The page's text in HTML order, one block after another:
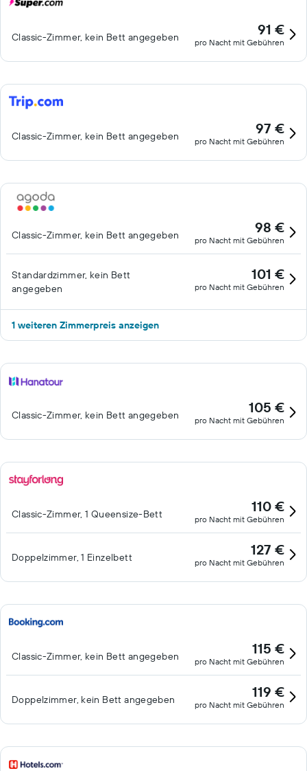
Classic-Zimmer, kein Bett angegeben 91 €
pro Nacht mit Gebühren
Classic-Zimmer, kein Bett angegeben 97 €
pro Nacht mit Gebühren
Classic-Zimmer, kein Bett angegeben 98 €
pro Nacht mit Gebühren
Standardzimmer, kein Bett
angegeben
101 €
pro Nacht mit Gebühren
1 weiteren Zimmerpreis anzeigen
Classic-Zimmer, kein Bett angegeben 105 €
pro Nacht mit Gebühren
Classic-Zimmer, 1 Queensize-Bett 110 €
pro Nacht mit Gebühren
Doppelzimmer, 1 Einzelbett 127 €
pro Nacht mit Gebühren
Classic-Zimmer, kein Bett angegeben 115 €
pro Nacht mit Gebühren
Doppelzimmer, kein Bett angegeben 119 €
pro Nacht mit Gebühren